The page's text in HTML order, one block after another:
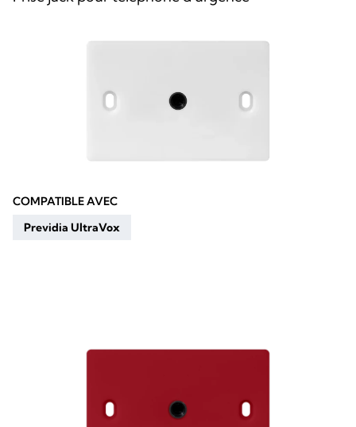
COMPATIBLE AVEC
Previdia UltraVox